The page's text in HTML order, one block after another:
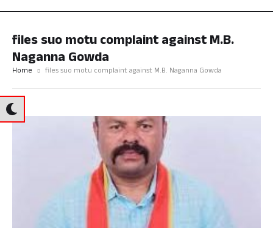
files suo motu complaint against M.B.
Naganna Gowda
Home files suo motu complaint against M.B. Naganna Gowda